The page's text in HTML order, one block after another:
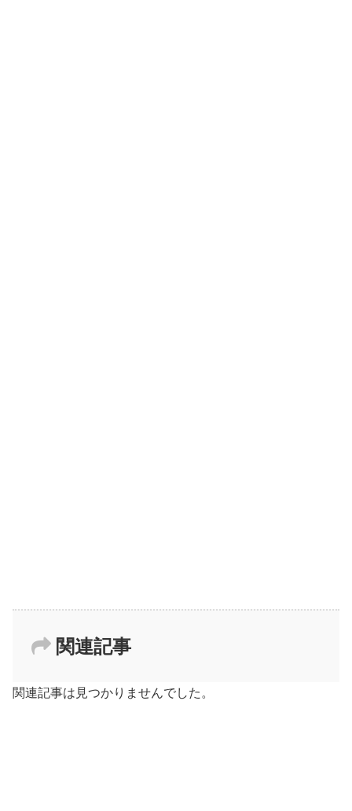
関連記事
関連記事は見つかりませんでした。